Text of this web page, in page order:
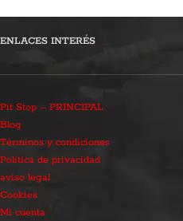
ENLACES INTERÉS
Pit Stop – PRINCIPAL
Blog
Términos y condiciones
Política de privacidad
aviso legal
Cookies
Mi cuenta